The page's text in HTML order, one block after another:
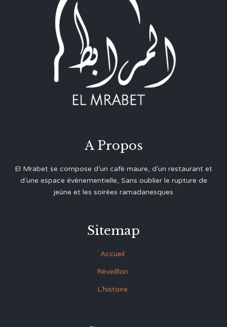
A Propos
El Mrabet se compose d’un café maure, d’un restaurant et
d’une espace évènementielle, Sans oublier le rupture de
jeûne et les soirées ramadanesques
Sitemap
Accueil
Réveilllon
L’histoire